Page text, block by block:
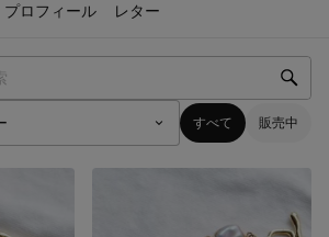
プロフィール レター
すべて 販売中